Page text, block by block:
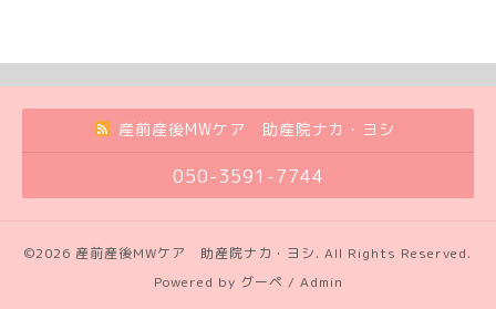
産前産後MWケア 助産院ナカ・ヨシ
050-3591-7744
©2026 産前産後MWケア 助産院ナカ・ヨシ. All Rights Reserved.
Powered by グーペ / Admin